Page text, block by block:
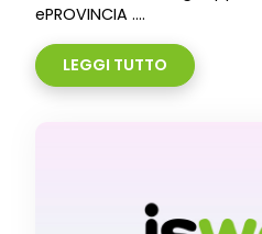
ePROVINCIA ....
LEGGI TUTTO